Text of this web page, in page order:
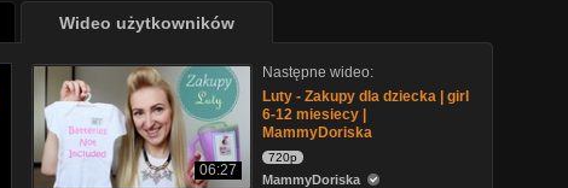
Wideo użytkowników
06:27
Następne wideo:
Luty - Zakupy dla dziecka | girl
6-12 miesiecy |
MammyDoriska
720p
MammyDoriska